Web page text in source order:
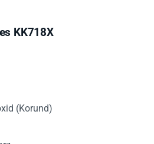
KK718X
(Korund)